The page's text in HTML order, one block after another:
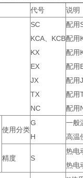
代号 说明
SC
KCA、KCB
KX
EX
JX
TX
NC
配用
配用
配用
配用
配用
配用
配用
使用分类
G
H
一般
高温
精度 S
热电
热电